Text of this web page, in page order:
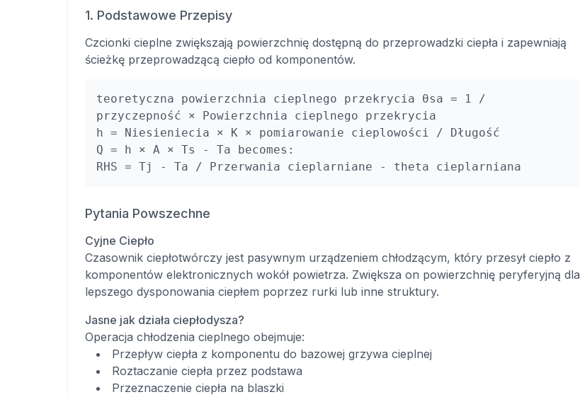
1. Podstawowe Przepisy
Czcionki cieplne zwiększają powierzchnię dostępną do przeprowadzki ciepła i zapewniają
ścieżkę przeprowadzącą ciepło od komponentów.
teoretyczna powierzchnia cieplnego przekrycia θsa = 1 /
przyczepność × Powierzchnia cieplnego przekrycia
h = Niesieniecia × K × pomiarowanie cieplowości / Długość
Q = h × A × Ts - Ta becomes:
RHS = Tj - Ta / Przerwania cieplarniane - theta cieplarniana
Pytania Powszechne
Cyjne Ciepło
Czasownik ciepłotwórczy jest pasywnym urządzeniem chłodzącym, który przesył ciepło z
komponentów elektronicznych wokół powietrza. Zwiększa on powierzchnię peryferyjną dla
lepszego dysponowania ciepłem poprzez rurki lub inne struktury.
Jasne jak działa ciepłodysza?
Operacja chłodzenia cieplnego obejmuje:
Przepływ ciepła z komponentu do bazowej grzywa cieplnej
Roztaczanie ciepła przez podstawa
Przeznaczenie ciepła na blaszki